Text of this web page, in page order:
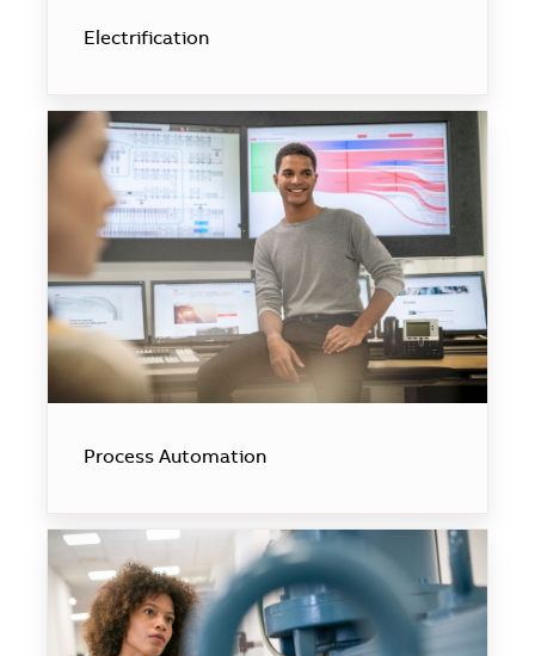
Electrification
Process Automation